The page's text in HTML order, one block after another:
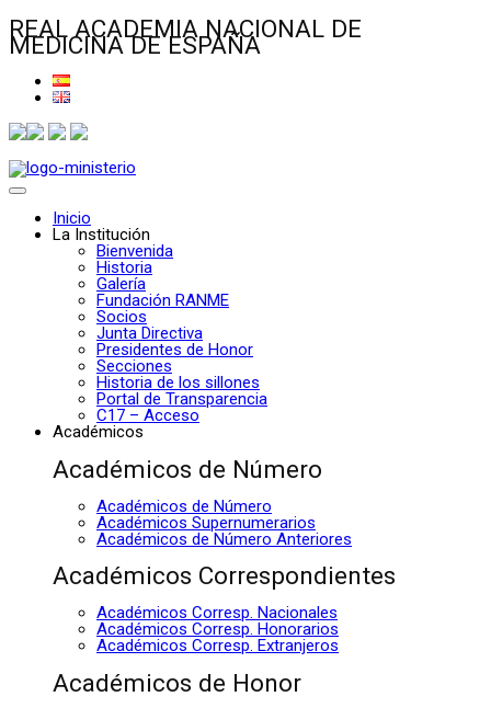
REAL ACADEMIA NACIONAL DE
MEDICINA DE ESPAÑA
Inicio
La Institución
Bienvenida
Historia
Galería
Fundación RANME
Socios
Junta Directiva
Presidentes de Honor
Secciones
Historia de los sillones
Portal de Transparencia
C17 – Acceso
Académicos
Académicos de Número
Académicos de Número
Académicos Supernumerarios
Académicos de Número Anteriores
Académicos Correspondientes
Académicos Corresp. Nacionales
Académicos Corresp. Honorarios
Académicos Corresp. Extranjeros
Académicos de Honor